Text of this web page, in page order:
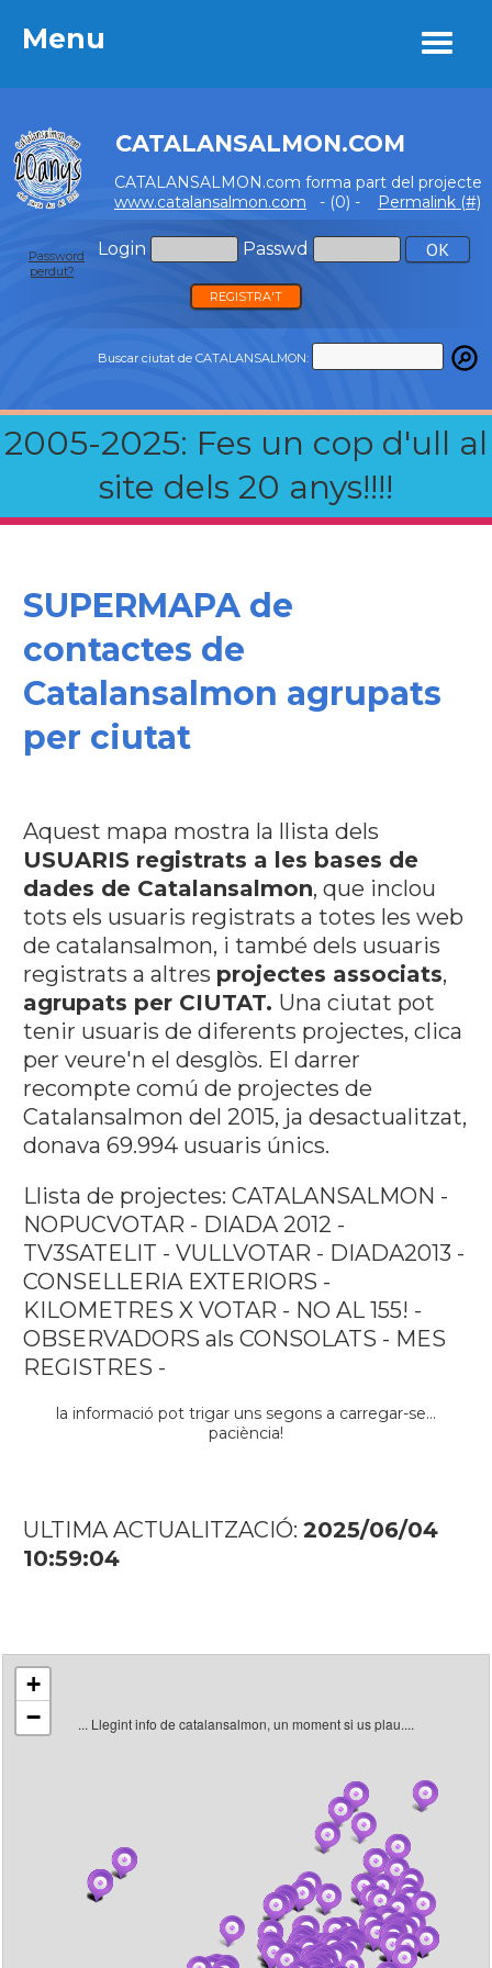
Menu
CATALANSALMON.COM
CATALANSALMON.com forma part del projecte
www.catalansalmon.com - (0) - Permalink (#)
Login Passwd
Password
perdut?
REGISTRA'T
Buscar ciutat de CATALANSALMON:
2005-2025: Fes un cop d'ull al
site dels 20 anys!!!!
Menu
SUPERMAPA de
contactes de
Catalansalmon agrupats
per ciutat
Aquest mapa mostra la llista dels
USUARIS registrats a les bases de
dades de Catalansalmon, que inclou
tots els usuaris registrats a totes les web
de catalansalmon, i també dels usuaris
registrats a altres projectes associats,
agrupats per CIUTAT. Una ciutat pot
tenir usuaris de diferents projectes, clica
per veure'n el desglòs. El darrer
recompte comú de projectes de
Catalansalmon del 2015, ja desactualitzat,
donava 69.994 usuaris únics.
Llista de projectes: CATALANSALMON -
NOPUCVOTAR - DIADA 2012 -
TV3SATELIT - VULLVOTAR - DIADA2013 -
CONSELLERIA EXTERIORS -
KILOMETRES X VOTAR - NO AL 155! -
OBSERVADORS als CONSOLATS - MES
REGISTRES -
la informació pot trigar uns segons a carregar-se...
paciència!
ULTIMA ACTUALITZACIÓ: 2025/06/04
10:59:04
... Llegint info de catalansalmon, un moment si us plau....
+
−